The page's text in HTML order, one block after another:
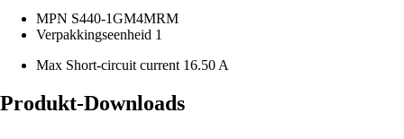
MPN S440-1GM4MRM
Verpakkingseenheid 1
Max Short-circuit current 16.50 A
Produkt-Downloads